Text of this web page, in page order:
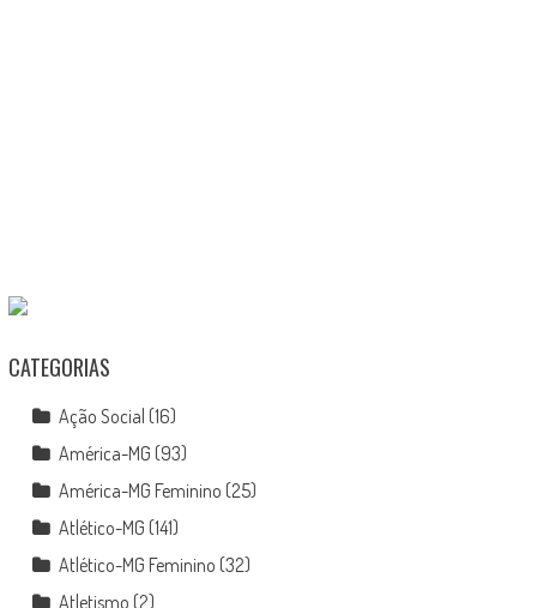
CATEGORIAS
Ação Social (16)
América-MG (93)
América-MG Feminino (25)
Atlético-MG (141)
Atlético-MG Feminino (32)
Atletismo (2)